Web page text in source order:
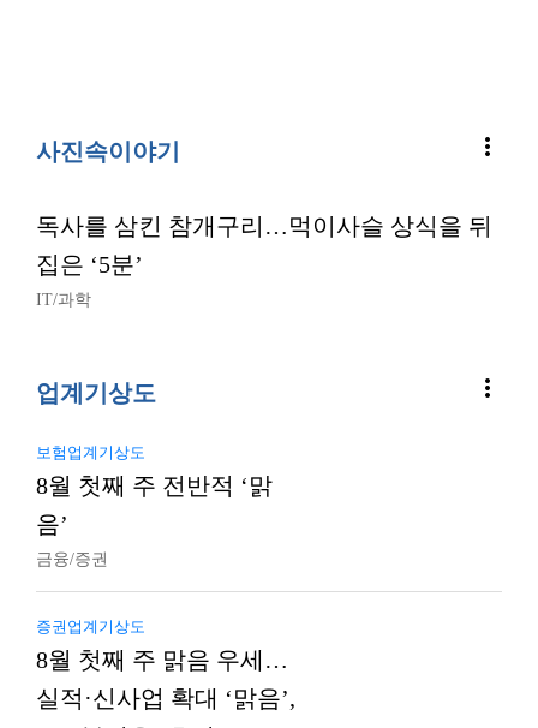
사진속이야기 more_vert
독사를 삼킨 참개구리…먹이사슬 상식을 뒤
집은 ‘5분’
IT/과학
업계기상도 more_vert
보험업계기상도
8월 첫째 주 전반적 ‘맑
음’
금융/증권
증권업계기상도
8월 첫째 주 맑음 우세…
실적·신사업 확대 ‘맑음’,